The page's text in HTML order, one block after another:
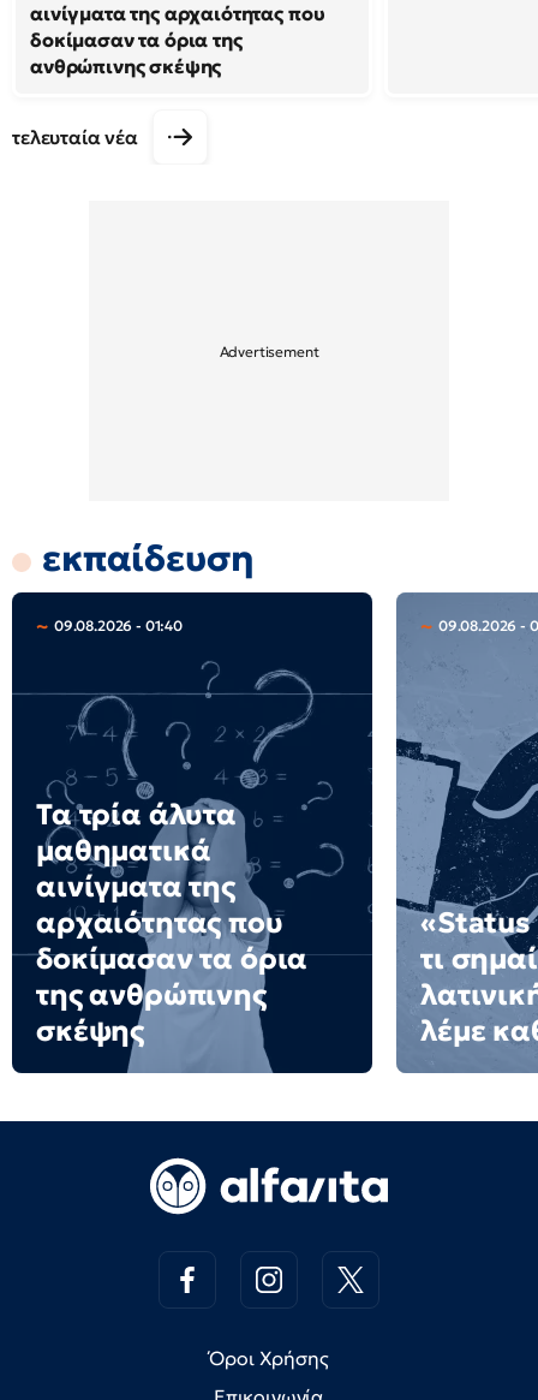
αινίγματα της αρχαιότητας που
δοκίμασαν τα όρια της
ανθρώπινης σκέψης
τελευταία νέα
εκπαίδευση
09.08.2026 - 01:40
Τα τρία άλυτα
μαθηματικά
αινίγματα της
αρχαιότητας που
δοκίμασαν τα όρια
της ανθρώπινης
σκέψης
09.08.2026 -
«Status
τι
λέμε
Όροι Χρήσης